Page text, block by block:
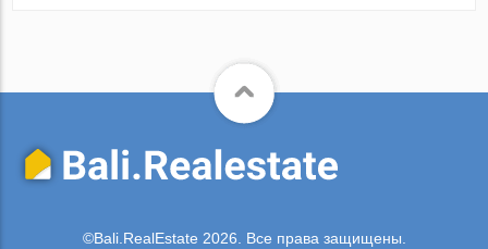
©Bali.RealEstate 2026. Все права защищены.